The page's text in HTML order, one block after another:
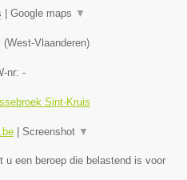
Google maps ▼
(West-Vlaanderen)
nr: -
Sint-Kruis
Screenshot ▼
u een beroep die belastend is voor